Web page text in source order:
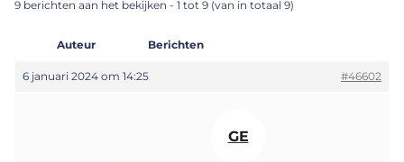
9 berichten aan het bekijken - 1 tot 9 (van in totaal 9)
Auteur Berichten
6 januari 2024 om 14:25 #46602
GE